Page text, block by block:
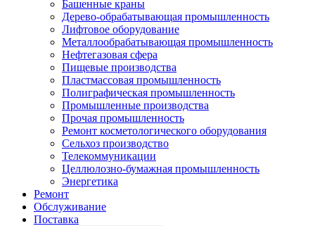
Башенные краны
Дерево-обрабатывающая промышленность
Лифтовое оборудование
Металлообрабатывающая промышленность
Нефтегазовая сфера
Пищевые производства
Пластмассовая промышленность
Полиграфическая промышленность
Промышленные производства
Прочая промышленность
Ремонт косметологического оборудования
Сельхоз производство
Телекоммуникации
Целлюлозно-бумажная промышленность
Энергетика
Ремонт
Обслуживание
Поставка